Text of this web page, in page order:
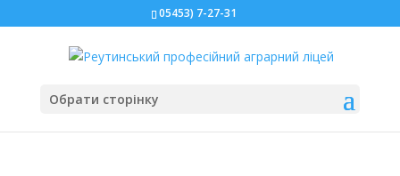
05453) 7-27-31
Обрати сторінку